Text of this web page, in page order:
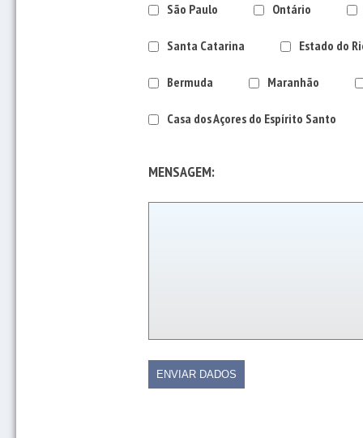
São Paulo Ontário
Santa Catarina Estado do
Bermuda Maranhão
Casa dos Açores do Espírito Santo
MENSAGEM: